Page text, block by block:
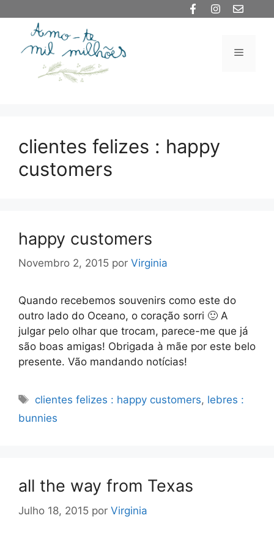
conteúdo
Menu
clientes felizes : happy
customers
happy customers
Novembro 2, 2015 por Virginia
Quando recebemos souvenirs como este do
outro lado do Oceano, o coração sorri 🙂 A
julgar pelo olhar que trocam, parece-me que já
são boas amigas! Obrigada à mãe por este belo
presente. Vão mandando notícias!
Etiquetas
clientes felizes : happy customers, lebres :
bunnies
all the way from Texas
Julho 18, 2015 por Virginia